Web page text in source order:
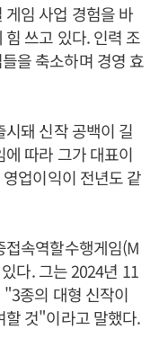
임 사업 경험을 바
쓰고 있다. 인력 조
을 축소하며 경영 효
돼 신작 공백이 길
따라 그가 대표이
업이익이 전년도 같
속역할수행게임(M
다. 그는 2024년 11
종의 대형 신작이
할 것"이라고 말했다.